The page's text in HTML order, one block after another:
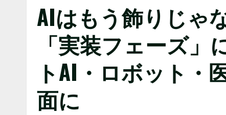
AIはもう飾りじゃ
「実装フェーズ
トAI・ロボット・
面に